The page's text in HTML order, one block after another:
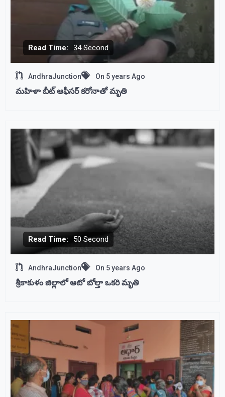
Read Time: 34 Second
AndhraJunction On 5 years Ago
మహిళా బీట్ ఆఫీసర్ కరోనాతో మృతి
Read Time: 50 Second
AndhraJunction On 5 years Ago
శ్రీకాకుళం జిల్లాలో ఆటో బోల్తా ఒకరి మృతి